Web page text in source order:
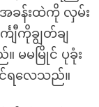
ခန်းထဲကို လှမ်း
ျီကိုချွတ်ချ
မမြိုင် ပုခုံး
င်ရလေသည်။